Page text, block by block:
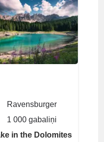
Ravensburger
1 000 gabaliņi
in the Dolomites